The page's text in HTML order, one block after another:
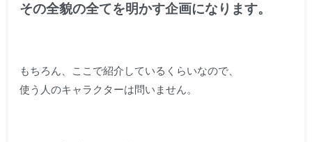
その全貌の全てを明かす企画になります。
もちろん、ここで紹介しているくらいなので、
使う人のキャラクターは問いません。